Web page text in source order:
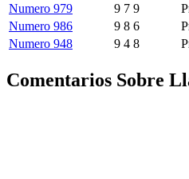
Numero 979
9 7 9
Numero 986
9 8 6
Numero 948
9 4 8
Comentarios Sobre